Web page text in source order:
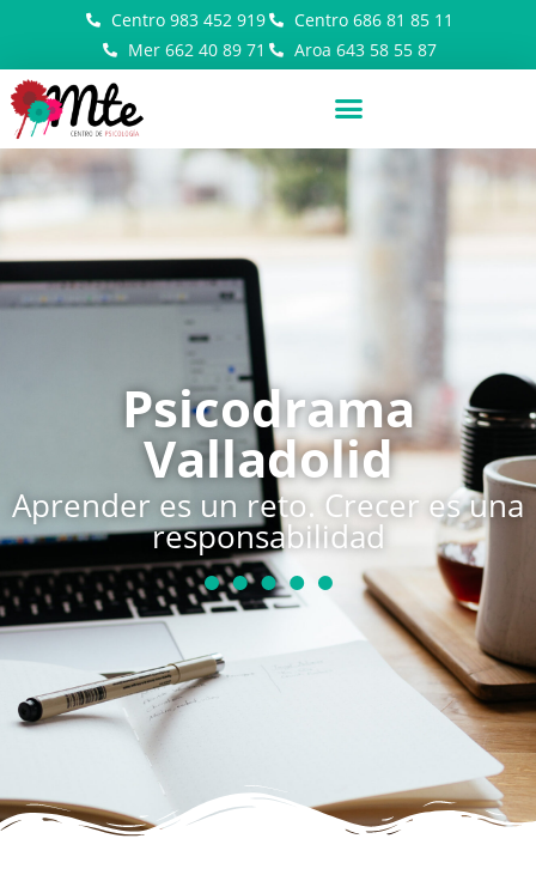
Centro 983 452 919
Centro 686 81 85 11
Mer 662 40 89 71
Aroa 643 58 55 87
Psicodrama
Valladolid
Aprender es un reto. Crecer es una
responsabilidad